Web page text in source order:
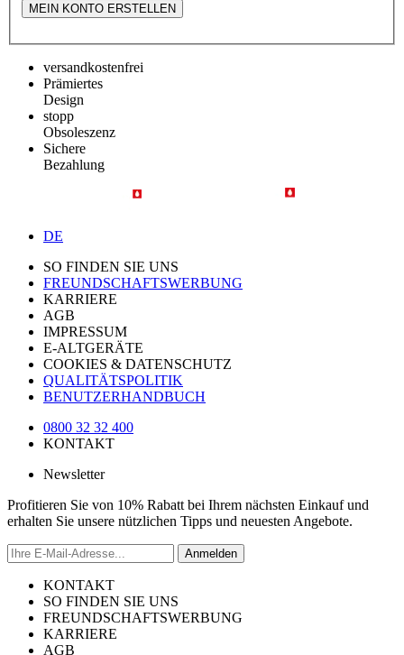
MEIN KONTO ERSTELLEN
versandkostenfrei
Prämiertes
Design
stopp
Obsoleszenz
Sichere
Bezahlung
DE
SO FINDEN SIE UNS
FREUNDSCHAFTSWERBUNG
KARRIERE
AGB
IMPRESSUM
E-ALTGERÄTE
COOKIES & DATENSCHUTZ
QUALITÄTSPOLITIK
BENUTZERHANDBUCH
0800 32 32 400
KONTAKT
Newsletter
Profitieren Sie von 10% Rabatt bei Ihrem nächsten Einkauf und
erhalten Sie unsere nützlichen Tipps und neuesten Angebote.
Anmelden
KONTAKT
SO FINDEN SIE UNS
FREUNDSCHAFTSWERBUNG
KARRIERE
AGB